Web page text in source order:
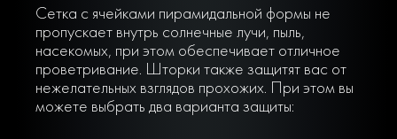
Сетка с ячейками пирамидальной формы не
пропускает внутрь солнечные лучи, пыль,
насекомых, при этом обеспечивает отличное
проветривание. Шторки также защитят вас от
нежелательных взглядов прохожих. При этом вы
можете выбрать два варианта защиты: